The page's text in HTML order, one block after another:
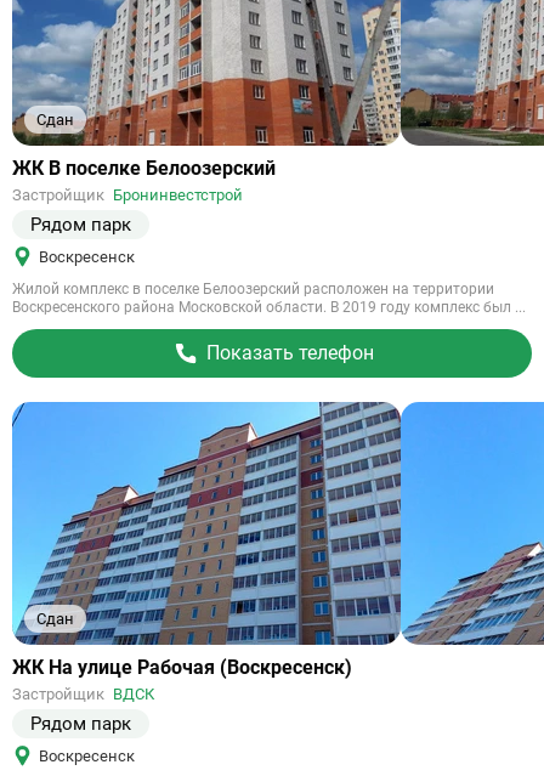
Сдан
Ссылка
объект
ЖК В поселке Белоозерский
Застройщик Бронинвестстрой
Рядом парк
Воскресенск
Жилой комплекс в поселке Белоозерский расположен на территории
Воскресенского района Московской области. В 2019 году комплекс был ...
Показать телефон
Сдан
Ссылка
объект
ЖК На улице Рабочая (Воскресенск)
Застройщик ВДСК
Рядом парк
Воскресенск